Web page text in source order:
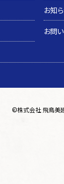
お知
お問
©株式会社 飛鳥美